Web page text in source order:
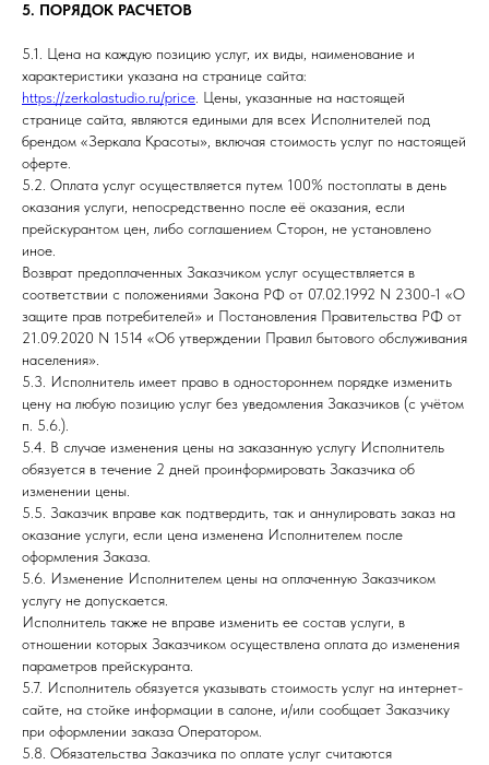
5. ПОРЯДОК РАСЧЕТОВ
5.1. Цена на каждую позицию услуг, их виды, наименование и
характеристики указана на странице сайта:
https://zerkalastudio.ru/price . Цены, указанные на настоящей
странице сайта, являются едиными для всех Исполнителей под
брендом «Зеркала Красоты», включая стоимость услуг по настоящей
оферте.
5.2. Оплата услуг осуществляется путем 100% постоплаты в день
оказания услуги, непосредственно после её оказания, если
прейскурантом цен, либо соглашением Сторон, не установлено
иное.
Возврат предоплаченных Заказчиком услуг осуществляется в
соответствии с положениями Закона РФ от 07.02.1992 N 2300-1 «О
защите прав потребителей» и Постановления Правительства РФ от
21.09.2020 N 1514 «Об утверждении Правил бытового обслуживания
населения».
5.3. Исполнитель имеет право в одностороннем порядке изменить
цену на любую позицию услуг без уведомления Заказчиков (с учётом
п. 5.6.).
5.4. В случае изменения цены на заказанную услугу Исполнитель
обязуется в течение 2 дней проинформировать Заказчика об
изменении цены.
5.5. Заказчик вправе как подтвердить, так и аннулировать заказ на
оказание услуги, если цена изменена Исполнителем после
оформления Заказа.
5.6. Изменение Исполнителем цены на оплаченную Заказчиком
услугу не допускается.
Исполнитель также не вправе изменить ее состав услуги, в
отношении которых Заказчиком осуществлена оплата до изменения
параметров прейскуранта.
5.7. Исполнитель обязуется указывать стоимость услуг на интернет-
сайте, на стойке информации в салоне, и/или сообщает Заказчику
при оформлении заказа Оператором.
5.8. Обязательства Заказчика по оплате услуг считаются